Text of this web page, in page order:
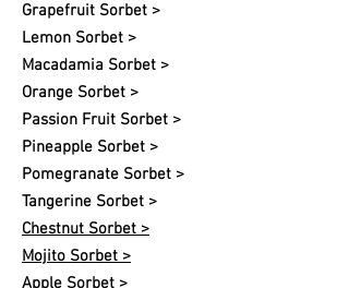
Grapefruit Sorbet >
Lemon Sorbet >
Macadamia Sorbet >
Orange Sorbet >
Passion Fruit Sorbet >
Pineapple Sorbet >
Pomegranate Sorbet >
Tangerine Sorbet >
Chestnut Sorbet >
Mojito Sorbet >
Apple Sorbet >